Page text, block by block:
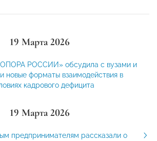
19 Марта 2026
РОССИИ» обсудила с вузами и
новые форматы взаимодействия в
кадрового дефицита
19 Марта 2026
предпринимателям рассказали о